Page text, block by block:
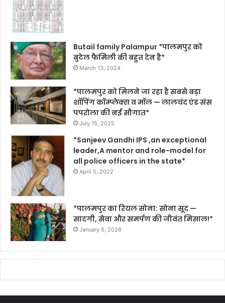
Butail family Palampur *पालमपुर को
बुटेल फैमिली की बहुत देन है*
March 13, 2024
*पालमपुर को मिलने जा रहा है सबसे बड़ा
शॉपिंग कॉम्प्लेक्स व मॉल — लालचंद एंड संस
पपरोला की नई सौगात*
July 15, 2025
*Sanjeev Gandhi IPS ,an exceptional
leader,A mentor and role-model for
all police officers in the state*
April 5, 2022
*पालमपुर का रियल सोना: सोना सूद —
सादगी, सेवा और समर्पण की जीवंत मिसाल!*
January 6, 2026